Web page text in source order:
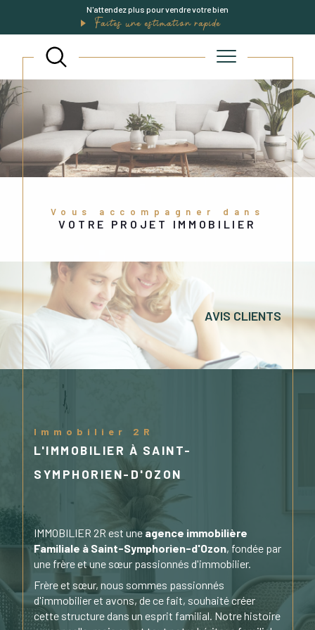
N'attendez plus pour vendre votre bien
Faites une estimation rapide
Vous accompagner dans
VOTRE PROJET IMMOBILIER
AVIS CLIENTS
Immobilier 2R
L'IMMOBILIER À SAINT-
SYMPHORIEN-D'OZON
IMMOBILIER 2R est une agence immobilière
Familiale à Saint-Symphorien-d'Ozon, fondée par
une frère et une sœur passionnés d'immobilier.
Frère et sœur, nous sommes passionnés
d'immobilier et avons, de ce fait, souhaité créer
cette structure dans un esprit familial. Notre histoire